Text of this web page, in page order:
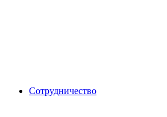
Сотрудничество